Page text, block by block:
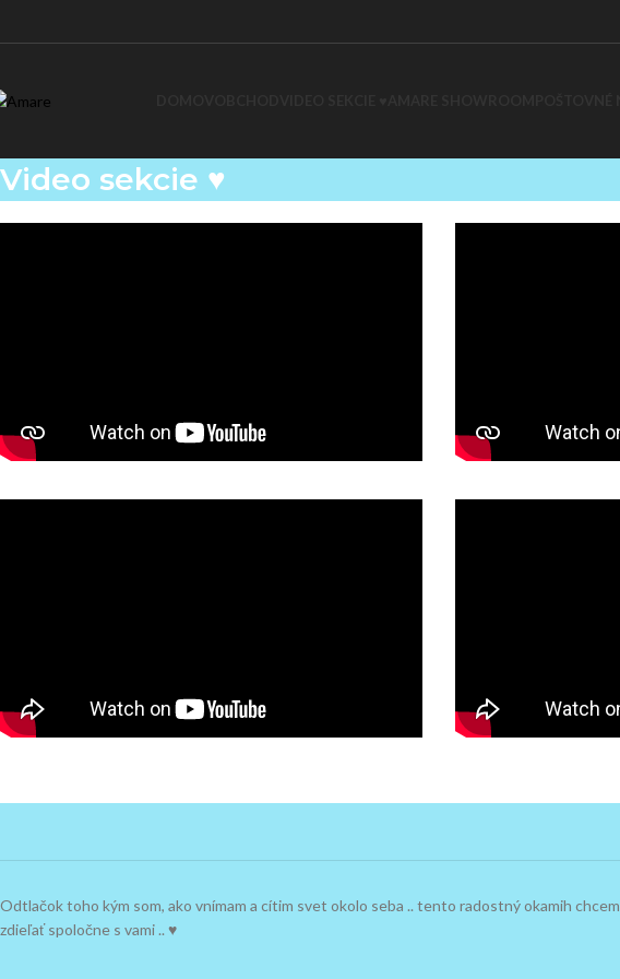
Video sekcie ♥
Odtlačok toho kým som, ako vnímam a cítim svet okolo seba .. tento radostný okamih chcem
zdieľať spoločne s vami .. ♥